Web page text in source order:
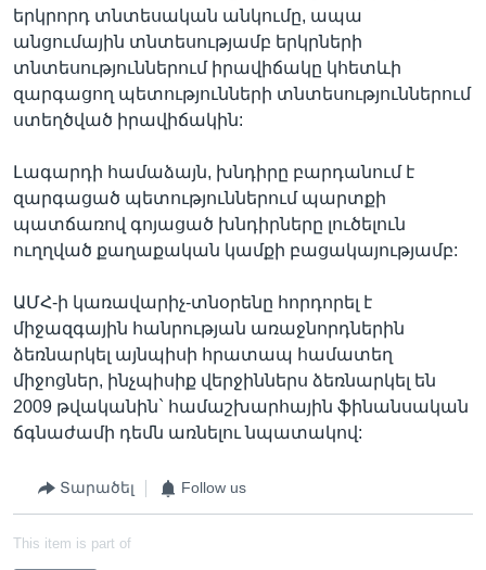
երկրորդ տնտեսական անկումը, ապա
անցումային տնտեսությամբ երկրների
տնտեսություններում իրավիճակը կհետևի
զարգացող պետությունների տնտեսություններում
ստեղծված իրավիճակին:
Լագարդի համաձայն, խնդիրը բարդանում է
զարգացած պետություններում պարտքի
պատճառով գոյացած խնդիրները լուծելուն
ուղղված քաղաքական կամքի բացակայությամբ:
ԱՄՀ-ի կառավարիչ-տնօրենը հորդորել է
միջազգային հանրության առաջնորդներին
ձեռնարկել այնպիսի հրատապ համատեղ
միջոցներ, ինչպիսիք վերջիններս ձեռնարկել են
2009 թվականին` համաշխարհային ֆինանսական
ճգնաժամի դեմն առնելու նպատակով:
Տարածել Follow us
This item is part of